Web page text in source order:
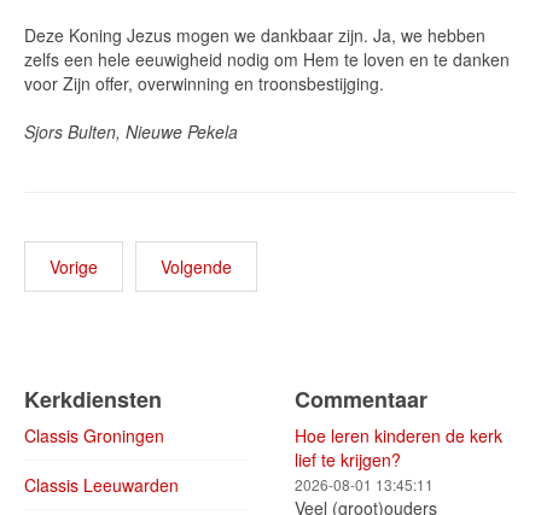
Deze Koning Jezus mogen we dankbaar zijn. Ja, we hebben
zelfs een hele eeuwigheid nodig om Hem te loven en te danken
voor Zijn offer, overwinning en troonsbestijging.
Sjors Bulten, Nieuwe Pekela
Vorige Volgende
Kerkdiensten
Classis Groningen
Classis Leeuwarden
Commentaar
Hoe leren kinderen de kerk
lief te krijgen?
2026-08-01 13:45:11
Veel (groot)ouders